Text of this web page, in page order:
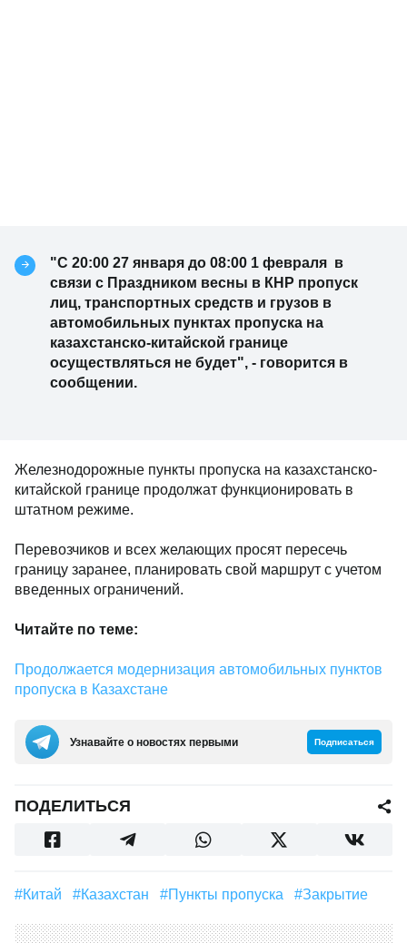
"С 20:00 27 января до 08:00 1 февраля в
связи с Праздником весны в КНР пропуск
лиц, транспортных средств и грузов в
автомобильных пунктах пропуска на
казахстанско-китайской границе
осуществляться не будет", - говорится в
сообщении.
Железнодорожные пункты пропуска на казахстанско-
китайской границе продолжат функционировать в
штатном режиме.
Перевозчиков и всех желающих просят пересечь
границу заранее, планировать свой маршрут с учетом
введенных ограничений.
Читайте по теме:
Продолжается модернизация автомобильных пунктов
пропуска в Казахстане
Узнавайте о новостях первыми Подписаться
ПОДЕЛИТЬСЯ
#Китай #Казахстан #пункты пропуска #закрытие